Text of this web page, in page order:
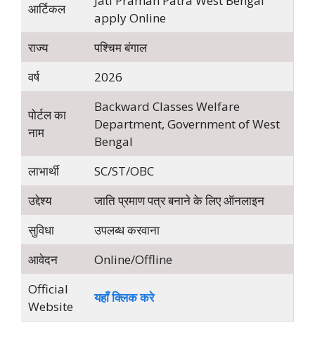
आर्टिकल
apply Online
राज्य
पश्चिम बंगाल
वर्ष
2026
पोर्टल का
नाम
Backward Classes Welfare
Department, Government of West
Bengal
लाभार्थी
SC/ST/OBC
उद्देश्य
जाति प्रमाण पत्र बनाने के लिए ऑनलाइन
सुविधा
उपलब्ध करवाना
आवेदन
Online/Offline
Official
Website
यहाँ क्लिक करे